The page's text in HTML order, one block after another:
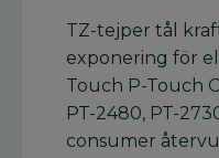
TZ-tejper tål
exponering för
Touch P-Touch
PT-2480, PT-
consumer